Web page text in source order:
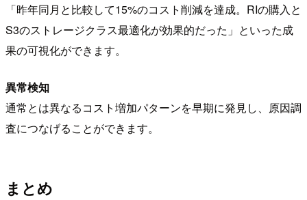
「昨年同月と比較して15%のコスト削減を達成。RIの購入と
S3のストレージクラス最適化が効果的だった」といった成
果の可視化ができます。
異常検知
通常とは異なるコスト増加パターンを早期に発見し、原因調
査につなげることができます。
まとめ